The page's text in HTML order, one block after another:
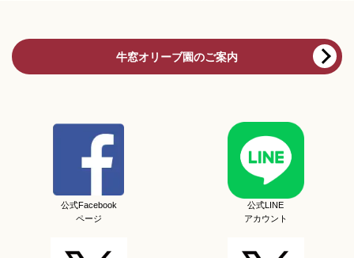
牛窓オリーブ園のご案内
公式Facebook
ページ
公式LINE
アカウント